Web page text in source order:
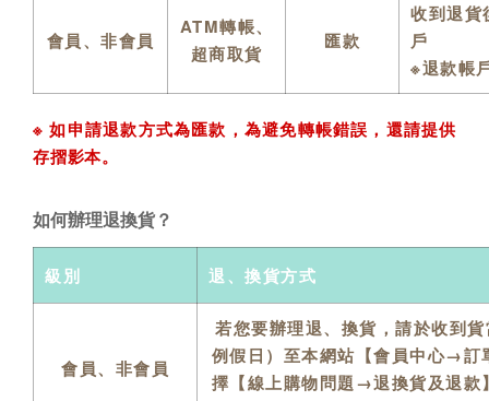
會員、非會員
ATM轉帳、
超商取貨
匯款
收到退貨
戶
※退款帳
※ 如申請退款方式為匯款，為避免轉帳錯誤，還請提供
存摺影本。
如何辦理退換貨？
級別 退、換貨方式
會員、非會員
若您要辦理退、換貨，請於收到
例假日）至本網站【會員中心→
擇【線上購物問題→退換貨及退款